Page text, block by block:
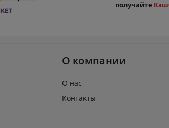
получайте
О компании
О нас
Контакты